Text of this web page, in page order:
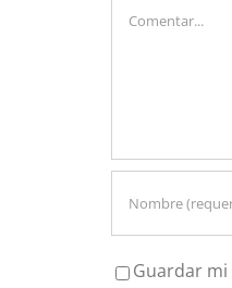
Guardar